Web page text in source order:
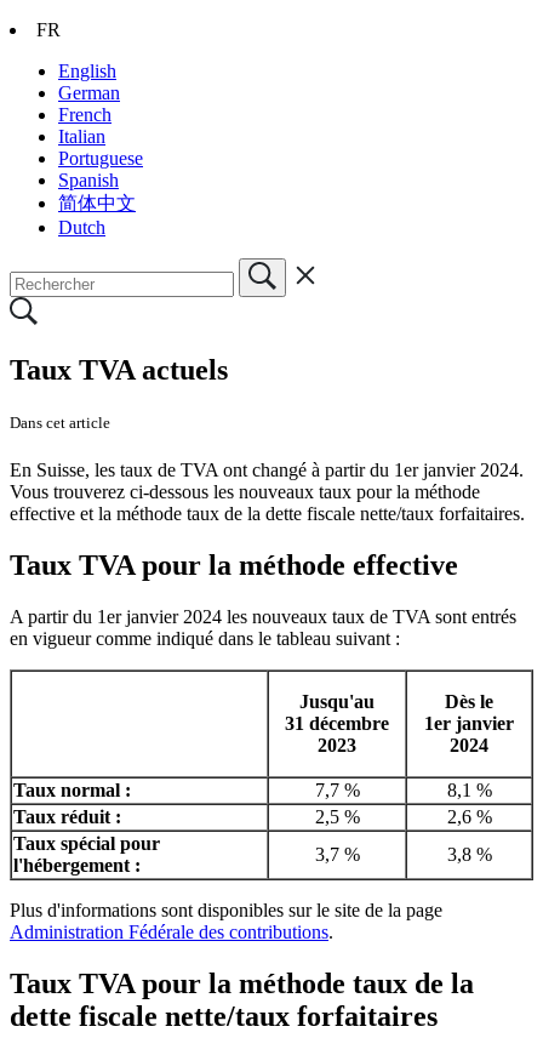
FR
English
German
French
Italian
Portuguese
Spanish
简体中文
Dutch
Taux TVA actuels
Dans cet article
En Suisse, les taux de TVA ont changé à partir du 1er janvier 2024.
Vous trouverez ci-dessous les nouveaux taux pour la méthode
effective et la méthode taux de la dette fiscale nette/taux forfaitaires.
Taux TVA pour la méthode effective
A partir du 1er janvier 2024 les nouveaux taux de TVA sont entrés
en vigueur comme indiqué dans le tableau suivant :
Jusqu'au
31 décembre
2023
Dès le
1er janvier
2024
Taux normal : 7,7 %
8,1 %
Taux réduit :
2,5 %
2,6 %
Taux spécial pour
l'hébergement :
3,7 % 3,8 %
Plus d'informations sont disponibles sur le site de la page
Administration Fédérale des contributions.
Taux TVA pour la méthode taux de la
dette fiscale nette/taux forfaitaires